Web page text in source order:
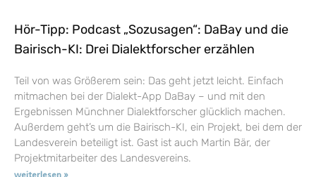
Hör-Tipp: Podcast „Sozusagen“: DaBay und die
Bairisch-KI: Drei Dialektforscher erzählen
Teil von was Größerem sein: Das geht jetzt leicht. Einfach
mitmachen bei der Dialekt-App DaBay – und mit den
Ergebnissen Münchner Dialektforscher glücklich machen.
Außerdem geht’s um die Bairisch-KI, ein Projekt, bei dem der
Landesverein beteiligt ist. Gast ist auch Martin Bär, der
Projektmitarbeiter des Landesvereins.
weiterlesen »